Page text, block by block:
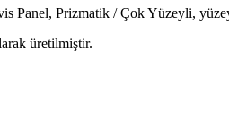
Panel, Prizmatik / Çok Yüzeyli,
üretilmiştir.